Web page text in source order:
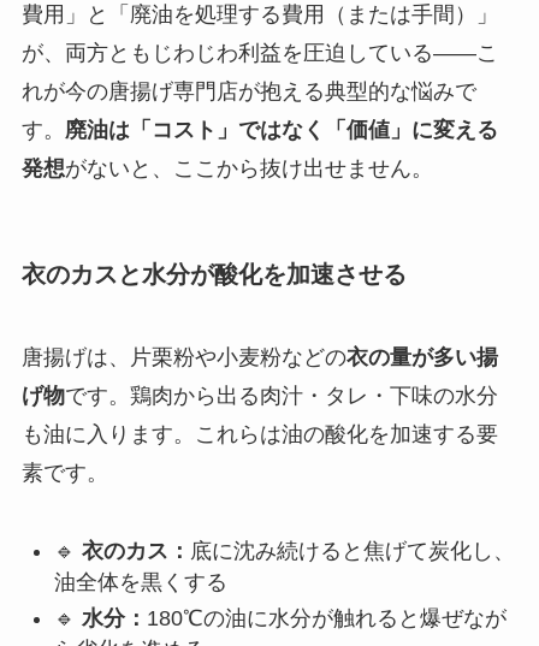
費用」と「廃油を処理する費用（または手間）」
が、両方ともじわじわ利益を圧迫している——こ
れが今の唐揚げ専門店が抱える典型的な悩みで
す。 廃油は「コスト」ではなく「価値」に変える
発想がないと、ここから抜け出せません。
衣のカスと水分が酸化を加速させる
唐揚げは、片栗粉や小麦粉などの衣の量が多い揚
げ物です。鶏肉から出る肉汁・タレ・下味の水分
も油に入ります。これらは油の酸化を加速する要
素です。
🔹 衣のカス： 底に沈み続けると焦げて炭化し、
油全体を黒くする
🔹 水分： 180℃の油に水分が触れると爆ぜなが